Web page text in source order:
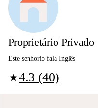
Proprietário Privado
Este senhorio fala Inglês
star4.3 (40)